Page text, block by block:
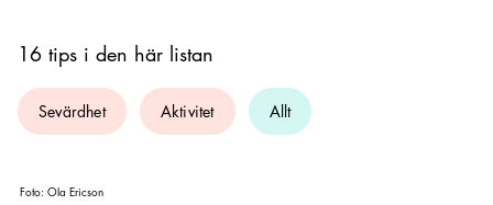
16 tips i den här listan
Sevärdhet Aktivitet Allt
Foto: Ola Ericson